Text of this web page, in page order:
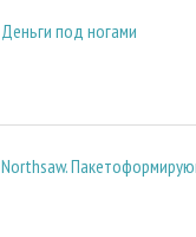
Деньги под ногами
Northsaw.